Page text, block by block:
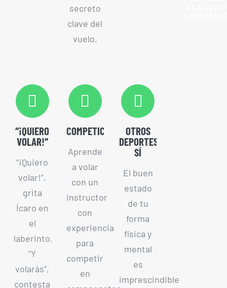
secreto
clave del
vuelo.
“¡QUIERO
VOLAR!”
“¡Quiero
volar!”,
grita
Ícaro en
el
laberinto.
“Y
volarás”,
contesta
COMPETICIÓN
Aprende
a volar
con un
instructor
con
experiencia
para
competir
en
OTROS
DEPORTES,
SÍ
El buen
estado
de tu
forma
física y
mental
es
imprescindible